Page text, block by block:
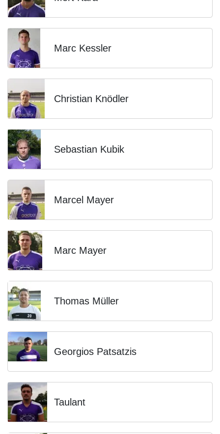
Marc Kessler
Christian Knödler
Sebastian Kubik
Marcel Mayer
Marc Mayer
Thomas Müller
Georgios Patsatzis
Taulant